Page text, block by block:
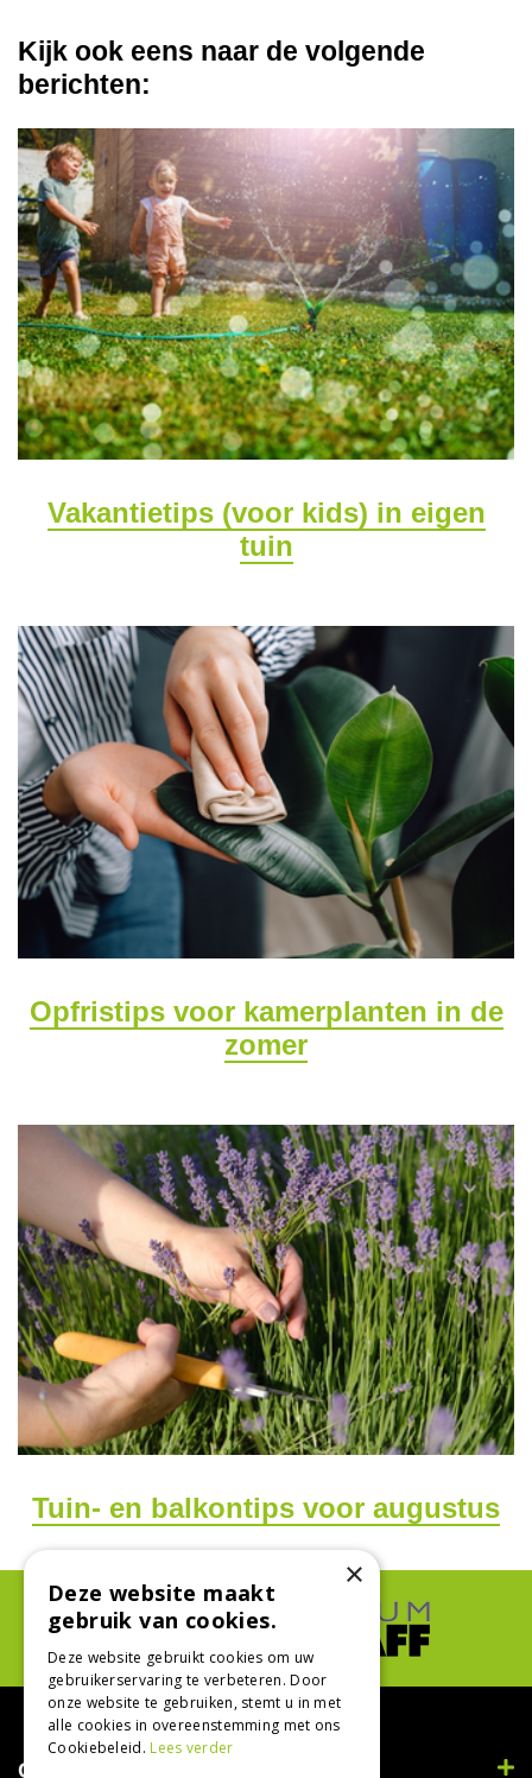
Kijk ook eens naar de volgende
berichten:
Vakantietips (voor kids) in eigen
tuin
Opfristips voor kamerplanten in de
zomer
Tuin- en balkontips voor augustus
Contact
×
Deze website maakt
gebruik van cookies.
Deze website gebruikt cookies om uw
gebruikerservaring te verbeteren. Door
onze website te gebruiken, stemt u in met
alle cookies in overeenstemming met ons
Cookiebeleid. Lees verder